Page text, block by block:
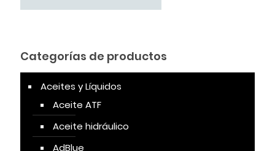
Categorías de productos
Aceites y Líquidos
Aceite ATF
Aceite hidráulico
AdBlue